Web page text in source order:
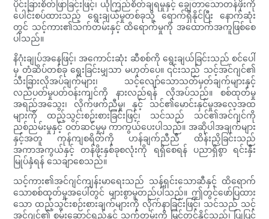
ပိုင်းခြားစိတ်ဖြာခြင်းဖြင့်၊ ယုံကြည်စိတ်ချရမှုနှင့် ချွေတာသောတန်ဖိုးကို
ပေါင်းစပ်ထားသည့် ရွေးချယ်မှုတစ်ခုသို့ ရောက်ရှိနိုင်ပြီး နောက်ဆုံး
တွင် သင့်ကား၏သက်တမ်းနှင့် ထိရောက်မှုကို အထောက်အကူဖြစ်စေ
ပါသည်။
နိဂုံးချုပ်အနေဖြင့်၊ အကောင်းဆုံး ဆီစစ်ကို ရွေးချယ်ခြင်းသည် စင်ပေါ်
မှ တံဆိပ်တစ်ခု ရွေးခြင်းမျှသာ မဟုတ်ပေ။ ၎င်းသည် သင့်အင်ဂျင်၏
သီးခြားလိုအပ်ချက်များ၊ သင့်လျော်သောသတ်မှတ်ချက်များနှင့်
လည်ပတ်မှုပတ်ဝန်းကျင်ကို နားလည်ရန် လိုအပ်သည်။ စစ်ထုတ်မှု
အရည်အသွေး၊ လိုက်ဖက်ညီမှု၊ နှင့် သင်၏မောင်းနှင်မှုအလေ့အထ
များကို ထည့်သွင်းစဉ်းစားခြင်းဖြင့်၊ သင်သည် သင်၏အင်ဂျင်ကို
ညစ်ညမ်းမှုနှင့် ဝတ်ဆင်မှုမှ ကာကွယ်ပေးပါသည်။ အဆိုပါအချက်များ
နှင့်အတူ ကုန်ကျစရိတ်ကို ဟန်ချက်ညီညီ ထိန်းညှိခြင်းသည်
အကာအကွယ်နှင့် တန်ဖိုးနှစ်ခုစလုံးကို ရရှိစေရန် ပညာရှိစွာ ရင်းနှီး
မြုပ်နှံရန် သေချာစေသည်။
သင့်ကား၏အင်ဂျင်ကျန်းမာရေးသည် သန့်ရှင်းသောဆီနှင့် ထိရောက်
သောစစ်ထုတ်မှုအပေါ်တွင် များစွာမူတည်ပါသည်။ ဤတွင်ဖော်ပြထား
သော ထည့်သွင်းစဉ်းစားချက်များကို လိုက်နာခြင်းဖြင့်၊ သင်သည် သင့်
အင်ဂျင်၏ စွမ်းဆောင်ရည်နှင့် သက်တမ်းကို မြှင့်တင်နိုင်သည်၊ ပြုပြင်